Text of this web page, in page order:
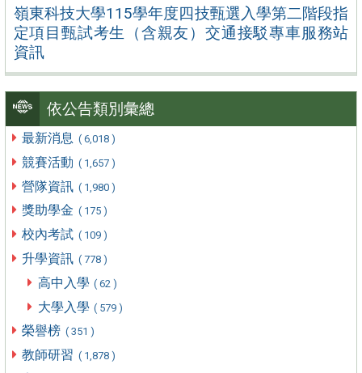
嶺東科技大學115學年度四技甄選入學第二階段指
定項目甄試考生（含親友）交通接駁專車服務站
資訊
依公告類別彙總
最新消息 ( 6,018 )
競賽活動 ( 1,657 )
營隊資訊 ( 1,980 )
獎助學金 ( 175 )
校內考試 ( 109 )
升學資訊 ( 778 )
高中入學 ( 62 )
大學入學 ( 579 )
榮譽榜 ( 351 )
教師研習 ( 1,878 )